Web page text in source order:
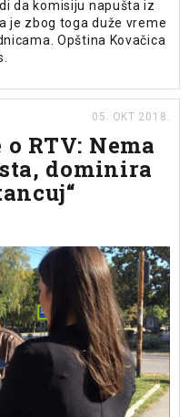
da komisiju napušta iz
je zbog toga duže vreme
Opština Kovačica
05. OKT 2018.
RTV: Nema
dominira